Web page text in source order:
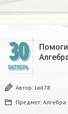
30
ОКТЯБРЬ
Автор: lait78
Предмет: Алгебра